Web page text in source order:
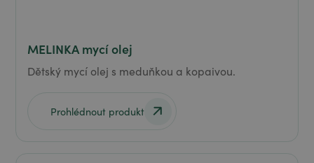
MELINKA mycí olej
Dětský mycí olej s meduňkou a kopaivou.
Prohlédnout produkt